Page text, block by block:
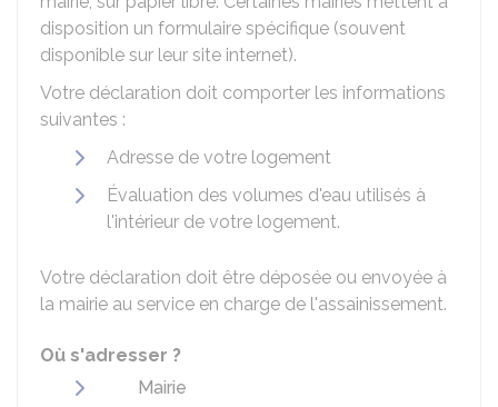
disposition un formulaire spécifique (souvent
disponible sur leur site internet).
Votre déclaration doit comporter les informations
suivantes :
Adresse de votre logement
Évaluation des volumes d'eau utilisés à
l'intérieur de votre logement.
Votre déclaration doit être déposée ou envoyée à
la mairie au service en charge de l'assainissement.
Où s'adresser ?
Mairie